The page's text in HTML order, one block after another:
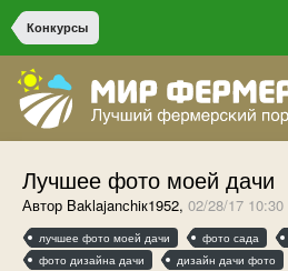
Конкурсы
Лучшее фото моей дачи
Автор Baklajanсhiк1952, 02/28/17 10:30
лучшее фото моей дачи фото сада
фото дизайна дачи
дизайн дачи фото